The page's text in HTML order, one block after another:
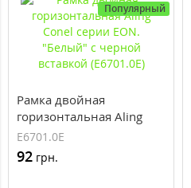
Популярный
Рамка двойная
горизонтальная Aling
Conel серии EON.
"Белый" с черной
вставкой (E6701.0E)
E6701.0E
92 грн.